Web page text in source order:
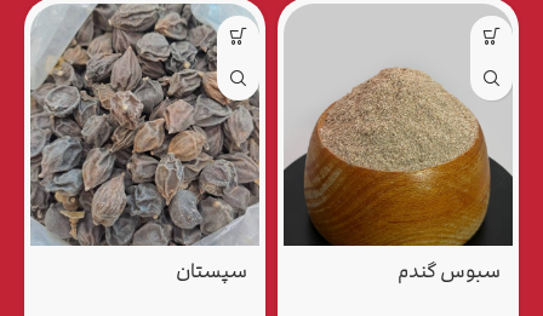
سپستان سپستان درشت